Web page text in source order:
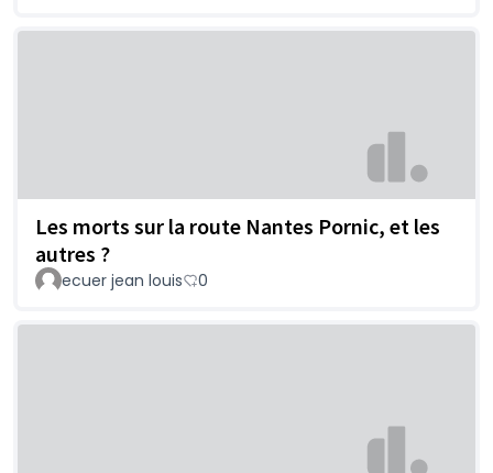
Les morts sur la route Nantes Pornic, et les
autres ?
ecuer jean louis 0